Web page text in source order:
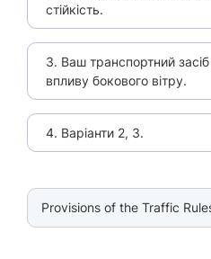
стійкість.
3. Ваш транспортний
впливу бокового вітру.
4. Варіанти 2, 3.
Provisions of the Traffic